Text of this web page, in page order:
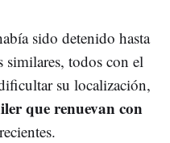
sido detenido hasta
similares, todos con el
su localización,
que renuevan con